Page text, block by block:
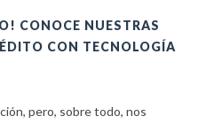
CONOCE NUESTRAS
CON TECNOLOGÍA
pero, sobre todo, nos